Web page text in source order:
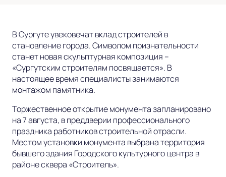
В Сургуте увековечат вклад строителей в
становление города. Символом признательности
станет новая скульптурная композиция –
«Сургутским строителям посвящается». В
настоящее время специалисты занимаются
монтажом памятника.
Торжественное открытие монумента запланировано
на 7 августа, в преддверии профессионального
праздника работников строительной отрасли.
Местом установки монумента выбрана территория
бывшего здания Городского культурного центра в
районе сквера «Строитель».